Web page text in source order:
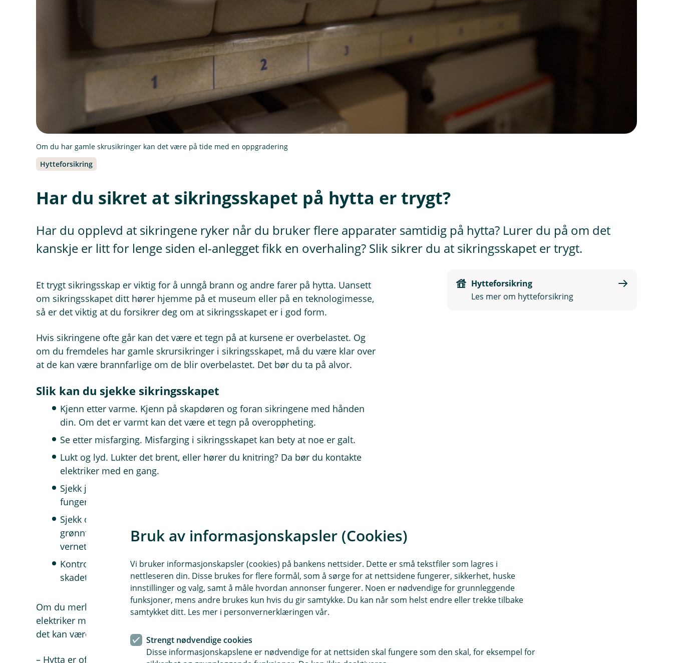
Om du har gamle skrusikringer kan det være på tide med en oppgradering
Hytteforsikring
Har du sikret at sikringsskapet på hytta er trygt?
Har du opplevd at sikringene ryker når du bruker flere apparater samtidig på hytta? Lurer du på om det
kanskje er litt for lenge siden el-anlegget fikk en overhaling? Slik sikrer du at sikringsskapet er trygt.
Et trygt sikringsskap er viktig for å unngå brann og andre farer på hytta. Uansett
om sikringsskapet ditt hører hjemme på et museum eller på en teknologimesse,
så er det viktig at du forsikrer deg om at sikringsskapet er i god form.
Hvis sikringene ofte går kan det være et tegn på at kursene er overbelastet. Og
om du fremdeles har gamle skrursikringer i sikringsskapet, må du være klar over
at de kan være brannfarlige om de blir overbelastet. Det bør du ta på alvor.
Slik kan du sjekke sikringsskapet
Kjenn etter varme. Kjenn på skapdøren og foran sikringene med hånden
din. Om det er varmt kan det være et tegn på overoppheting.
Se etter misfarging. Misfarging i sikringsskapet kan bety at noe er galt.
Lukt og lyd. Lukter det brent, eller hører du knitring? Da bør du kontakte
elektriker med en gang.
Sjekk jordfeilbryteren. Trykk på testknappen. Hvis strømmen kobles ut,
fungerer den slik den skal.
Sjekk overspenningsvernet. Det har et lite vindu som skal vise deg en
grønnfarge. Om merket ikke er grønt, må det skiftes ut. Du bør sjekke
vernet minst en gang i året og etter tordenvær.
Kontroller stikkontakter og ledninger. Sørg for at de ikke er løse, varme eller
skadet.
Om du merker varme, knitring, lukt eller misfarge i skapet bør du kontakte
elektriker med en gang. Et nytt sikringsskap er ofte tryggere enn et gammelt, og
det kan være verdt å oppgradere.
– Hytta er ofte familiens fristed med enormt mye arbeid som er lagt ned, ofte
Hytteforsikring
Les mer om hytteforsikring
Bruk av informasjonskapsler (Cookies)
Vi bruker informasjonskapsler (cookies) på bankens nettsider. Dette er små tekstfiler som lagres i
nettleseren din. Disse brukes for flere formål, som å sørge for at nettsidene fungerer, sikkerhet, huske
innstillinger og valg, samt å måle hvordan annonser fungerer. Noen er nødvendige for grunnleggende
funksjoner, mens andre brukes kun hvis du gir samtykke. Du kan når som helst endre eller trekke tilbake
samtykket ditt. Les mer i personvernerklæringen vår.
Strengt nødvendige cookies
Disse informasjonskapslene er nødvendige for at nettsiden skal fungere som den skal, for eksempel for